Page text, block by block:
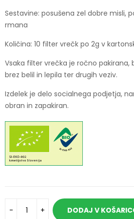
Sestavine: posušena zel dobre misli,
rmana
Količina: 10 filter vrečk po 2g v
Vsaka filter vrečka je ročno pakirana,
brez belil in lepila ter drugih veziv.
Izdelek je delo socialnega podjetja,
obran in zapakiran.
DODAJ V